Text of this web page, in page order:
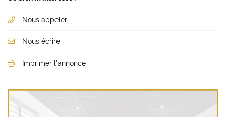
Nous appeler
Nous écrire
Imprimer l'annonce